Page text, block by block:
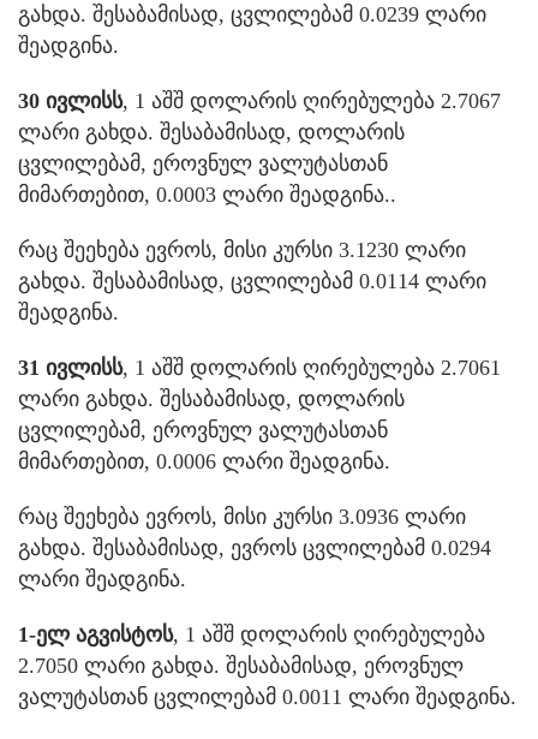
გახდა. შესაბამისად, ცვლილებამ 0.0239 ლარი
შეადგინა.
30 ივლისს, 1 აშშ დოლარის ღირებულება 2.7067
ლარი გახდა. შესაბამისად, დოლარის
ცვლილებამ, ეროვნულ ვალუტასთან
მიმართებით, 0.0003 ლარი შეადგინა..
რაც შეეხება ევროს, მისი კურსი 3.1230 ლარი
გახდა. შესაბამისად, ცვლილებამ 0.0114 ლარი
შეადგინა.
31 ივლისს, 1 აშშ დოლარის ღირებულება 2.7061
ლარი გახდა. შესაბამისად, დოლარის
ცვლილებამ, ეროვნულ ვალუტასთან
მიმართებით, 0.0006 ლარი შეადგინა.
რაც შეეხება ევროს, მისი კურსი 3.0936 ლარი
გახდა. შესაბამისად, ევროს ცვლილებამ 0.0294
ლარი შეადგინა.
1-ელ აგვისტოს, 1 აშშ დოლარის ღირებულება
2.7050 ლარი გახდა. შესაბამისად, ეროვნულ
ვალუტასთან ცვლილებამ 0.0011 ლარი შეადგინა.